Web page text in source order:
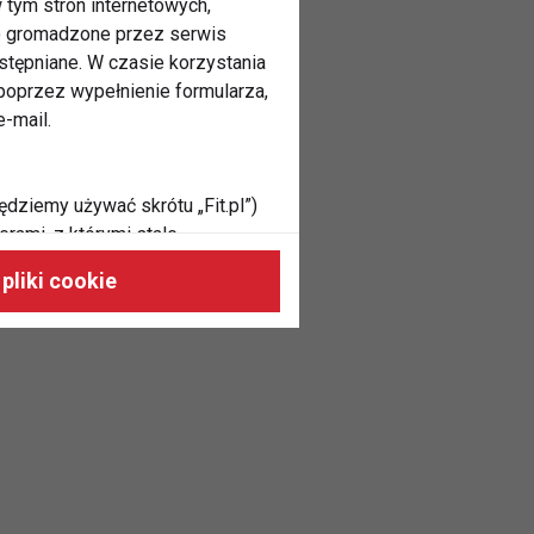
tym stron internetowych,
gromadzone przez serwis
W czasie korzystania
wypełnienie formularza,
mail.
używać skrótu „Fit.pl”)
z którymi stale
oraz do
odpowiadać Twoim
cookie